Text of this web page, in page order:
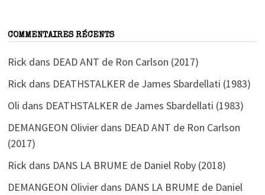
COMMENTAIRES RÉCENTS
Rick dans DEAD ANT de Ron Carlson (2017)
Rick dans DEATHSTALKER de James Sbardellati (1983)
Oli dans DEATHSTALKER de James Sbardellati (1983)
DEMANGEON Olivierdans DEAD ANT de Ron Carlson
(2017)
Rick dans DANS LA BRUME de Daniel Roby (2018)
DEMANGEON Olivierdans DANS LA BRUME de Daniel